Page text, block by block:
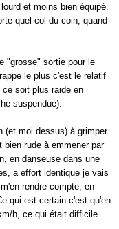
et moins bien équipé.
quel col du coin, quand
"grosse" sortie pour le
le plus c'est le relatif
soit plus raide en
suspendue).
(et moi dessus) à grimper
rude à emmener par
en danseuse dans une
a effort identique je vais
rendre compte, en
qui est certain c'est qu'en
h, ce qui était difficile